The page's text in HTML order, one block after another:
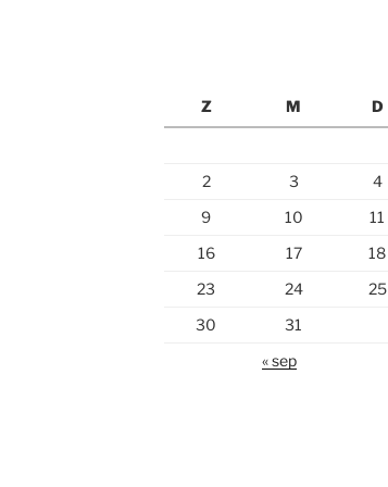
Z
M D
2
3 4
9
10 11
16
17 18
23
24 25
30
31
« sep